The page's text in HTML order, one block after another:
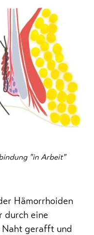
"in Arbeit"
Hämorrhoiden
durch eine
gerafft und